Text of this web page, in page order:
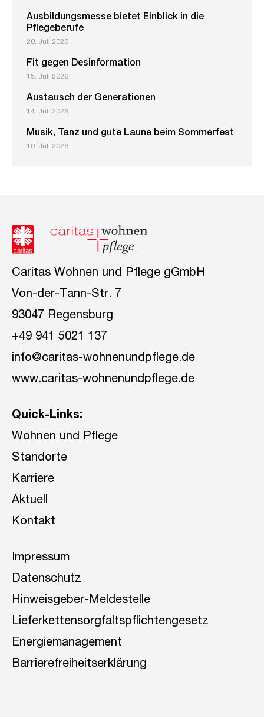
Ausbildungsmesse bietet Einblick in die
Pflegeberufe
20. Juli 2026
Fit gegen Desinformation
15. Juli 2026
Austausch der Generationen
14. Juli 2026
Musik, Tanz und gute Laune beim Sommerfest
10. Juli 2026
Caritas Wohnen und Pflege gGmbH
Von-der-Tann-Str. 7
93047 Regensburg
+49 941 5021 137
info@caritas-wohnenundpflege.de
www.caritas-wohnenundpflege.de
Quick-Links:
Wohnen und Pflege
Standorte
Karriere
Aktuell
Kontakt
Impressum
Datenschutz
Hinweisgeber-Meldestelle
Lieferkettensorgfaltspflichtengesetz
Energiemanagement
Barrierefreiheitserklärung